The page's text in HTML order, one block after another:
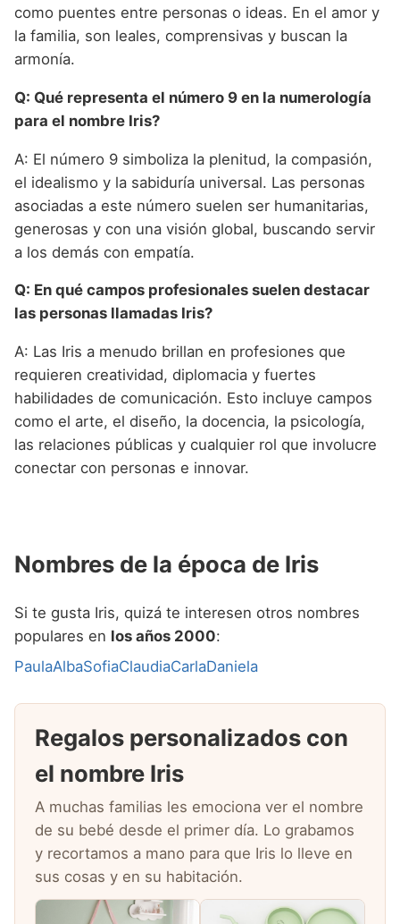
como puentes entre personas o ideas. En el amor y
la familia, son leales, comprensivas y buscan la
armonía.
Q: Qué representa el número 9 en la numerología
para el nombre Iris?
A: El número 9 simboliza la plenitud, la compasión,
el idealismo y la sabiduría universal. Las personas
asociadas a este número suelen ser humanitarias,
generosas y con una visión global, buscando servir
a los demás con empatía.
Q: En qué campos profesionales suelen destacar
las personas llamadas Iris?
A: Las Iris a menudo brillan en profesiones que
requieren creatividad, diplomacia y fuertes
habilidades de comunicación. Esto incluye campos
como el arte, el diseño, la docencia, la psicología,
las relaciones públicas y cualquier rol que involucre
conectar con personas e innovar.
Nombres de la época de Iris
Si te gusta Iris, quizá te interesen otros nombres
populares en los años 2000:
PaulaAlbaSofiaClaudiaCarlaDaniela
Regalos personalizados con
el nombre Iris
A muchas familias les emociona ver el nombre
de su bebé desde el primer día. Lo grabamos
y recortamos a mano para que Iris lo lleve en
sus cosas y en su habitación.